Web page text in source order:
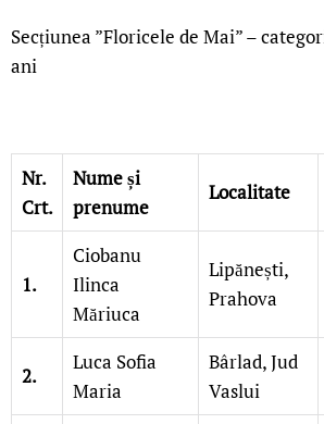
Secțiunea ”Floricele de Mai” –
ani
Nr.
Crt.
Nume și
prenume
Localitate
1.
Ciobanu
Ilinca
Măriuca
Lipănești,
Prahova
2.
Luca Sofia
Maria
Bârlad, Jud
Vaslui